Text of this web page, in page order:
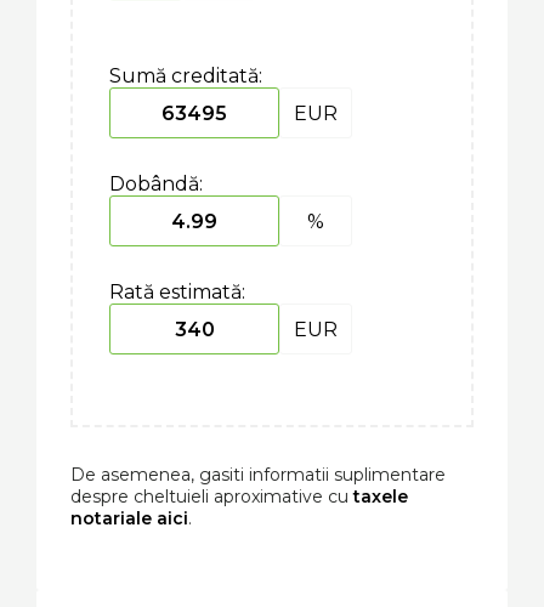
Sumă creditată:
EUR
Dobândă:
%
Rată estimată:
EUR
De asemenea, gasiti informatii suplimentare
despre cheltuieli aproximative cutaxele
notariale aici.